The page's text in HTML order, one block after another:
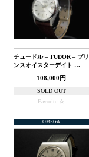
チュードル – TUDOR – プリ
ンスオイスターデイト …
108,000円
SOLD OUT
Favorite
OMEGA